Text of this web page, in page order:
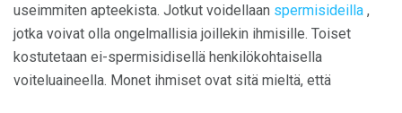
useimmiten apteekista. Jotkut voidellaan spermisideilla ,
jotka voivat olla ongelmallisia joillekin ihmisille. Toiset
kostutetaan ei-spermisidisellä henkilökohtaisella
voiteluaineella. Monet ihmiset ovat sitä mieltä, että